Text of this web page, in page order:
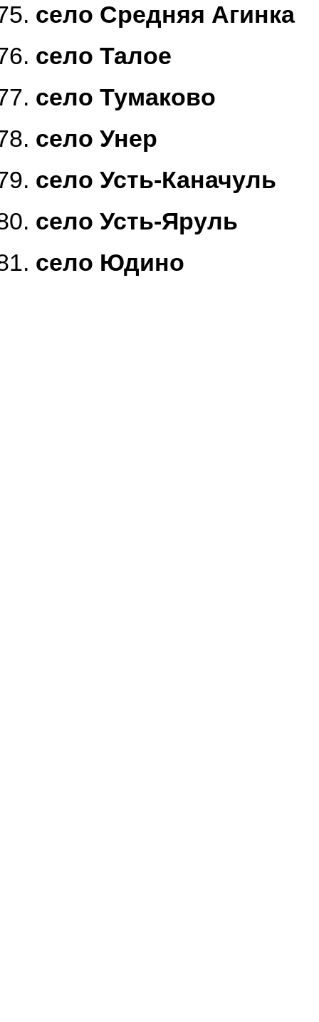
село Средняя Агинка
село Талое
село Тумаково
село Унер
село Усть-Каначуль
село Усть-Яруль
село Юдино